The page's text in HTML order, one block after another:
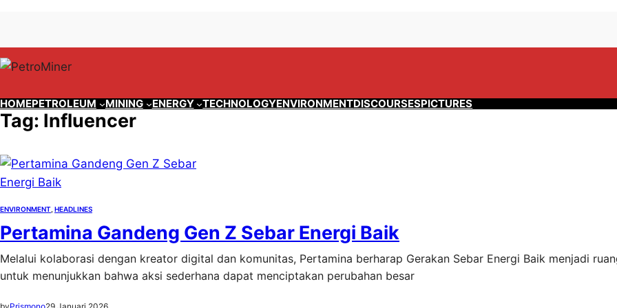
konten
content
HOMEPETROLEUM MINING ENERGY TECHNOLOGYENVIRONMENTDISCOURSESPICTURES
Tag: Influencer
ENVIRONMENT HEADLINES
Pertamina Gandeng Gen Z Sebar Energi Baik
Melalui kolaborasi dengan kreator digital dan komunitas, Pertamina berharap Gerakan Sebar Energi Baik menjadi
untuk menunjukkan bahwa aksi sederhana dapat menciptakan perubahan besar